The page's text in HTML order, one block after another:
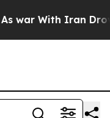
With Iran Drove